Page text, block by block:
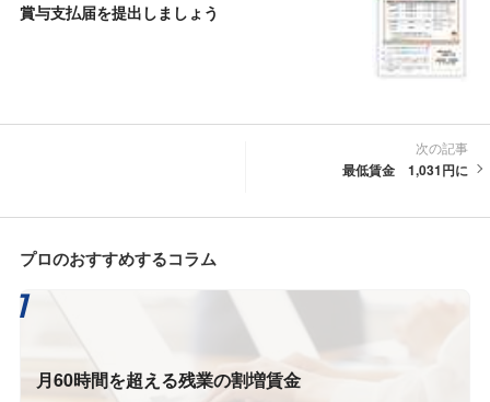
賞与支払届を提出しましょう
次の記事
最低賃金 1,031円に
プロのおすすめするコラム
月60時間を超える残業の割増賃金